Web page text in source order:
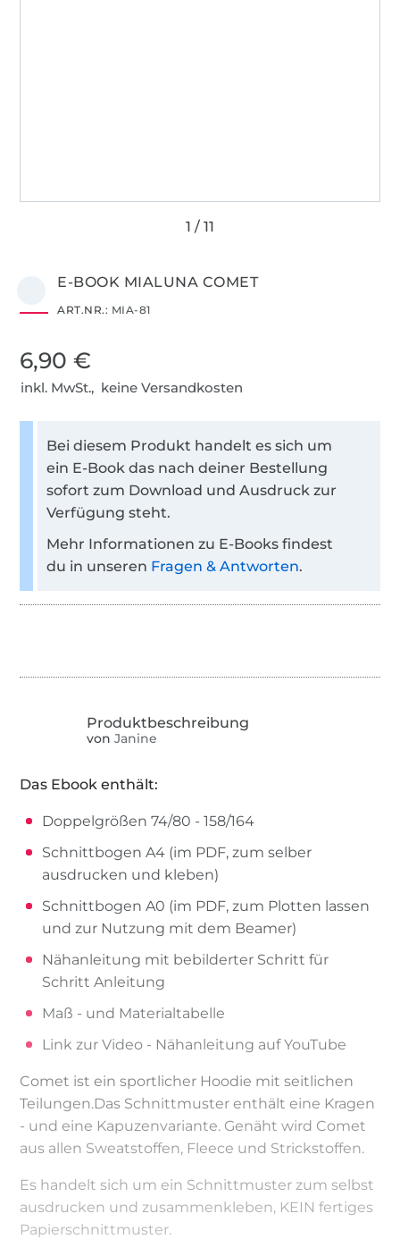
E-BOOK MIALUNA COMET
ART.NR.: MIA-81
6,90 €
inkl. MwSt., keine Versandkosten
Bei diesem Produkt handelt es sich um
ein E-Book das nach deiner Bestellung
sofort zum Download und Ausdruck zur
Verfügung steht.
Mehr Informationen zu E-Books findest
du in unseren Fragen & Antworten.
von Janine
Das Ebook enthält:
Doppelgrößen 74/80 - 158/164
Schnittbogen A4 (im PDF, zum selber
ausdrucken und kleben)
Schnittbogen A0 (im PDF, zum Plotten lassen
und zur Nutzung mit dem Beamer)
Nähanleitung mit bebilderter Schritt für
Schritt Anleitung
Maß - und Materialtabelle
Link zur Video - Nähanleitung auf YouTube
Comet ist ein sportlicher Hoodie mit seitlichen
Teilungen.Das Schnittmuster enthält eine Kragen
- und eine Kapuzenvariante. Genäht wird Comet
aus allen Sweatstoffen, Fleece und Strickstoffen.
Es handelt sich um ein Schnittmuster zum selbst
ausdrucken und zusammenkleben, KEIN fertiges
Papierschnittmuster.